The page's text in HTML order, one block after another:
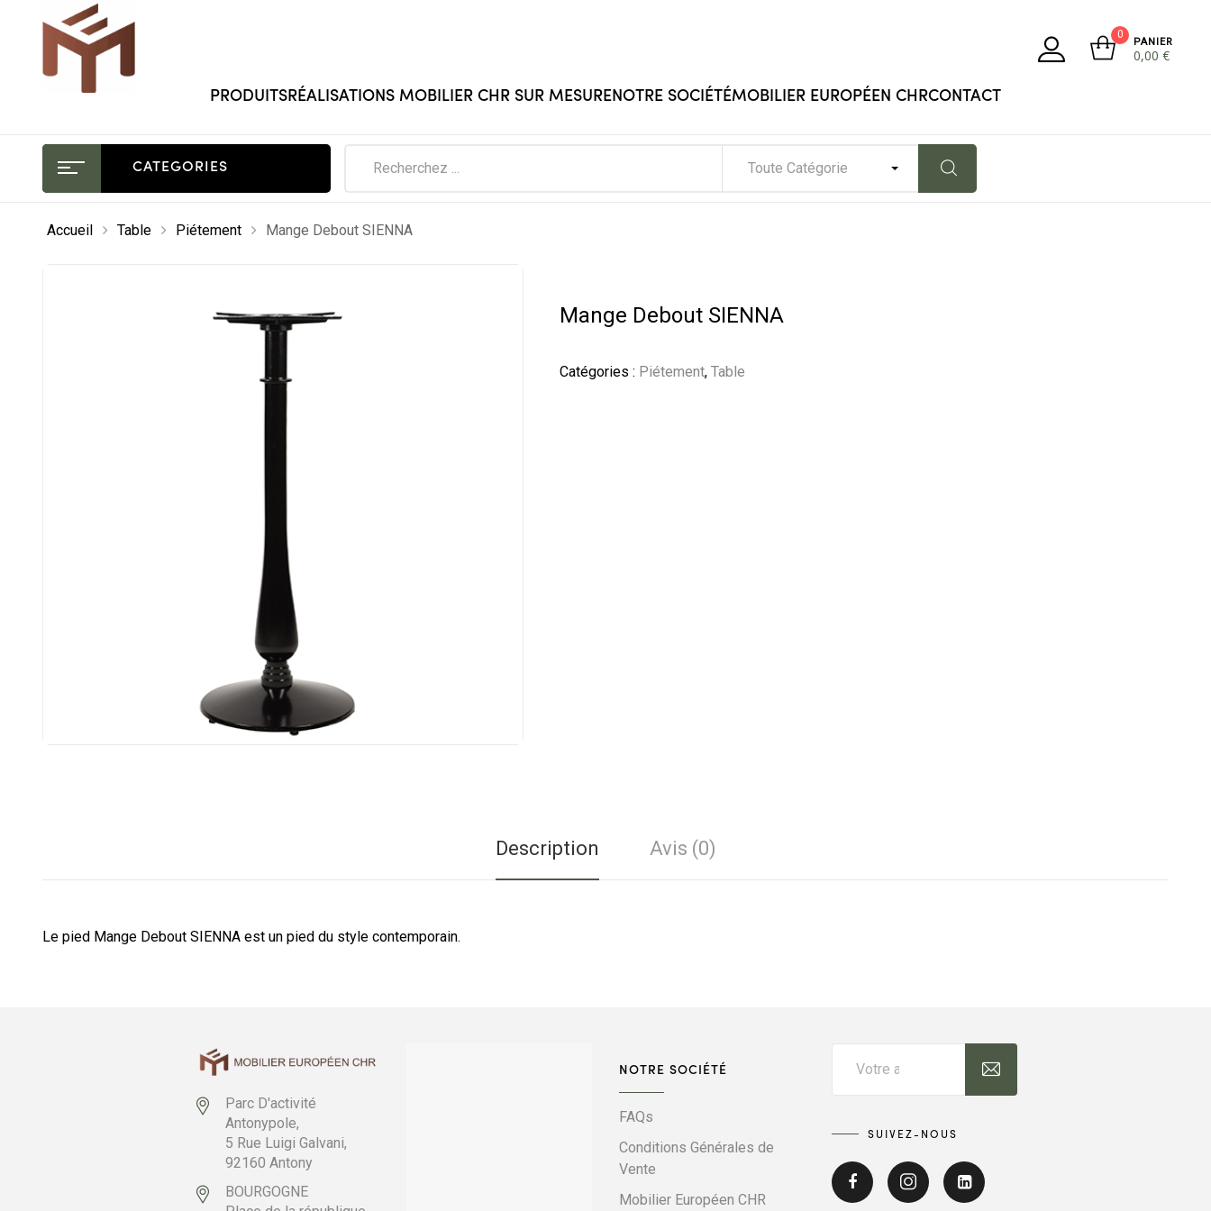
PRODUITSRÉALISATIONS MOBILIER CHR SUR MESURENOTRE SOCIÉTÉMOBILIER EUROPÉEN CHRCONTACT
0
PANIER
0,00 €
CATEGORIES Toute Catégorie
Accueil Table Piétement Mange Debout SIENNA
Mange Debout SIENNA
Catégories : Piétement, Table
Description Avis (0)
Le pied Mange Debout SIENNA est un pied du style contemporain.
Parc D'activité
Antonypole,
5 Rue Luigi Galvani,
92160 Antony
BOURGOGNE
NOTRE SOCIÉTÉ
FAQs
Conditions Générales de
Vente
Mobilier Européen CHR
SUIVEZ-NOUS